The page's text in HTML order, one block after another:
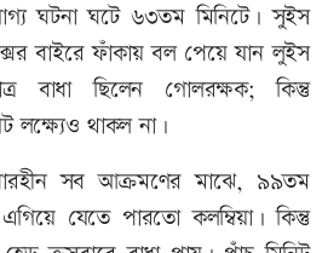
ঘটনা ঘটে ৬৩তম মিনিটে। সুইস
বাইরে ফাঁকায় বল পেয়ে যান লুইস
বাধা ছিলেন গোলরক্ষক; কিন্তু
লক্ষ্যেও থাকল না।
সব আক্রমণের মাঝে, ৯৯তম
যেতে পারতো কলম্বিয়া। কিন্তু